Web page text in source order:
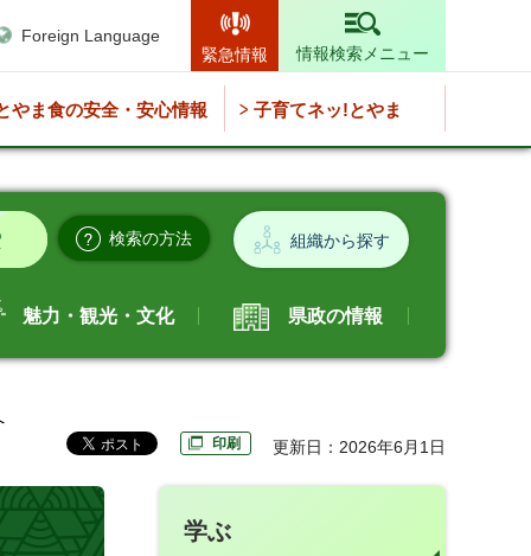
Foreign Language
緊急情報
情報検索メニュー
やま食の安全・安心情報 子育てネッ!とやま
検索の方法 組織から探す
魅力・観光・文化 県政の情報
印刷 更新日：2026年6月1日
学ぶ